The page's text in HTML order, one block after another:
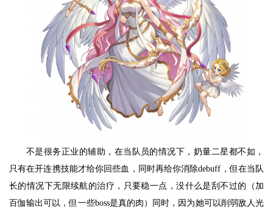
不是很务正业的辅助，在当队员的情况下，奶量二星都不如，
只有在开连携技能才给你回些血，同时再给你消除debuff，但在当队
长的情况下无限续航的治疗，只要稳一点，没什么是刮不过的（加
百伽输出可以，但一些boss是真的肉）同时，因为她可以削弱敌人光